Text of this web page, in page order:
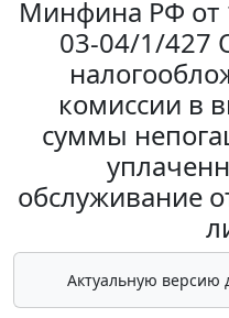
Минфина РФ от
03-04/1/427
комиссии в
суммы
обслуживание
Актуальную версию